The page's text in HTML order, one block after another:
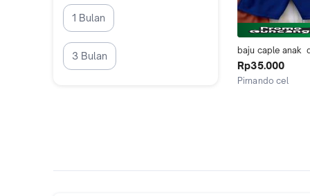
1 Bulan
3 Bulan
baju caple anak
dasar lembut dan
bikin gerah
Rp35.000
Pirnando cel